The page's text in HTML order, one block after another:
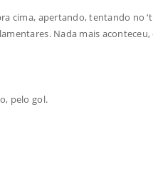
cima, apertando, tentando no
Nada mais aconteceu,
pelo gol.